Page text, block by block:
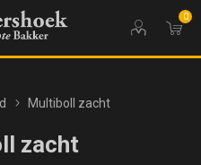
0
Multiboll zacht
zacht